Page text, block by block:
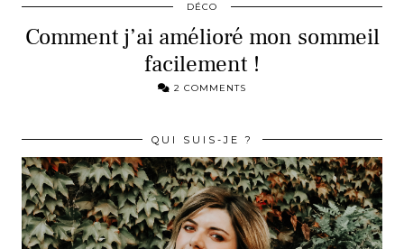
DÉCO
Comment j’ai amélioré mon sommeil
facilement !
2 COMMENTS
QUI SUIS-JE ?